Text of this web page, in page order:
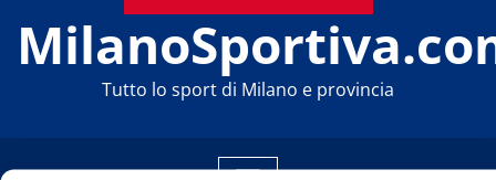
Tutto lo sport di Milano e provincia